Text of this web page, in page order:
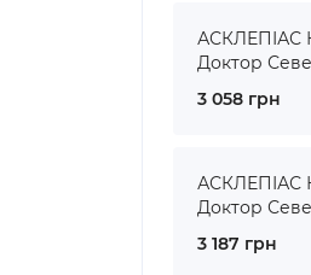
АСКЛЕПІАС
Доктор
3 058 грн
АСКЛЕПІАС
Доктор
3 187 грн